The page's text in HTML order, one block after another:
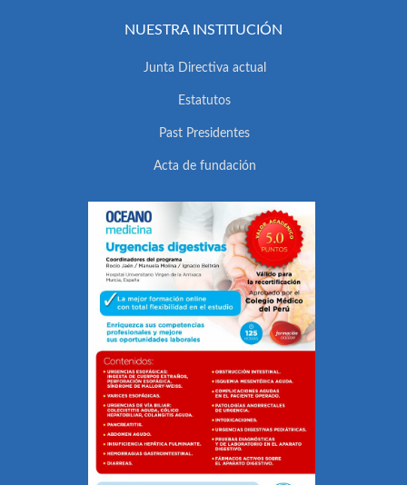
NUESTRA INSTITUCIÓN
Junta Directiva actual
Estatutos
Past Presidentes
Acta de fundación